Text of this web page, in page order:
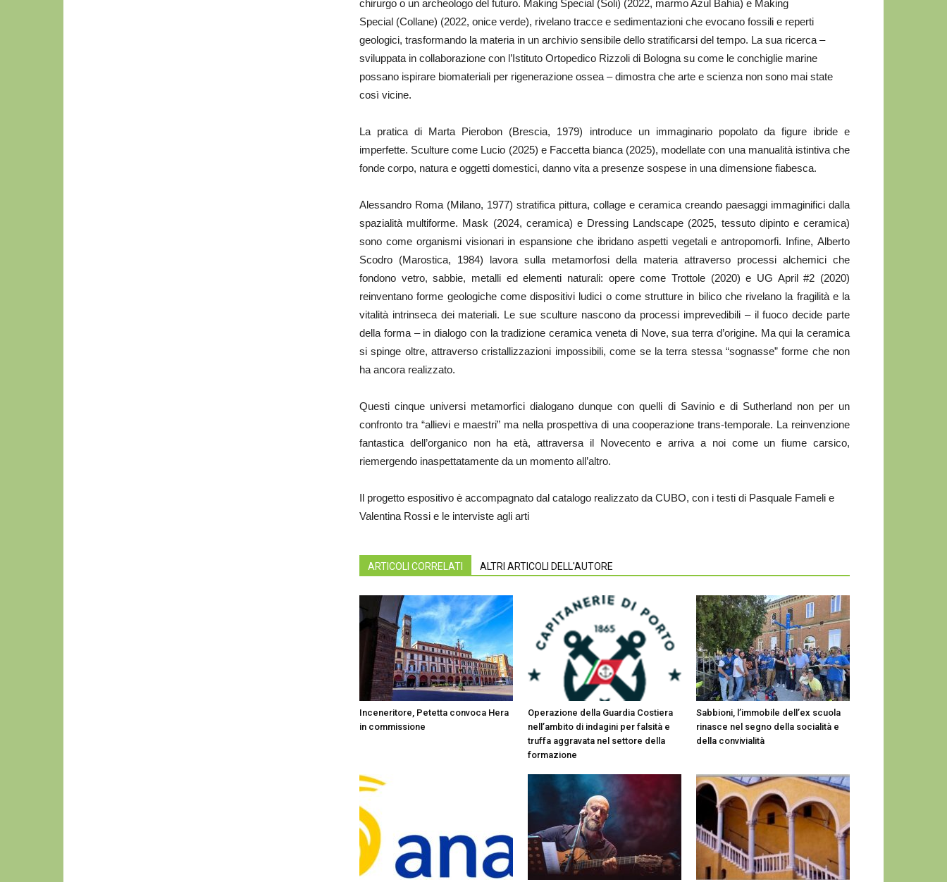
chirurgo o un archeologo del futuro. Making Special (Soli) (2022, marmo Azul Bahia) e Making
Special (Collane) (2022, onice verde), rivelano tracce e sedimentazioni che evocano fossili e reperti
geologici, trasformando la materia in un archivio sensibile dello stratificarsi del tempo. La sua ricerca –
sviluppata in collaborazione con l’Istituto Ortopedico Rizzoli di Bologna su come le conchiglie marine
possano ispirare biomateriali per rigenerazione ossea – dimostra che arte e scienza non sono mai state
così vicine.
La pratica di Marta Pierobon (Brescia, 1979) introduce un immaginario popolato da figure ibride e
imperfette. Sculture come Lucio (2025) e Faccetta bianca (2025), modellate con una manualità istintiva che
fonde corpo, natura e oggetti domestici, danno vita a presenze sospese in una dimensione fiabesca.
Alessandro Roma (Milano, 1977) stratifica pittura, collage e ceramica creando paesaggi immaginifici dalla
spazialità multiforme. Mask (2024, ceramica) e Dressing Landscape (2025, tessuto dipinto e ceramica)
sono come organismi visionari in espansione che ibridano aspetti vegetali e antropomorfi. Infine, Alberto
Scodro (Marostica, 1984) lavora sulla metamorfosi della materia attraverso processi alchemici che
fondono vetro, sabbie, metalli ed elementi naturali: opere come Trottole (2020) e UG April #2 (2020)
reinventano forme geologiche come dispositivi ludici o come strutture in bilico che rivelano la fragilità e la
vitalità intrinseca dei materiali. Le sue sculture nascono da processi imprevedibili – il fuoco decide parte
della forma – in dialogo con la tradizione ceramica veneta di Nove, sua terra d’origine. Ma qui la ceramica
si spinge oltre, attraverso cristallizzazioni impossibili, come se la terra stessa “sognasse” forme che non
ha ancora realizzato.
Questi cinque universi metamorfici dialogano dunque con quelli di Savinio e di Sutherland non per un
confronto tra “allievi e maestri” ma nella prospettiva di una cooperazione trans-temporale. La reinvenzione
fantastica dell’organico non ha età, attraversa il Novecento e arriva a noi come un fiume carsico,
riemergendo inaspettatamente da un momento all’altro.
Il progetto espositivo è accompagnato dal catalogo realizzato da CUBO, con i testi di Pasquale Fameli e
Valentina Rossi e le interviste agli arti
ARTICOLI CORRELATI ALTRI ARTICOLI DELL'AUTORE
Inceneritore, Petetta convoca Hera
in commissione
Operazione della Guardia Costiera
nell’ambito di indagini per falsità e
truffa aggravata nel settore della
formazione
Sabbioni, l’immobile dell’ex scuola
rinasce nel segno della socialità e
della convivialità